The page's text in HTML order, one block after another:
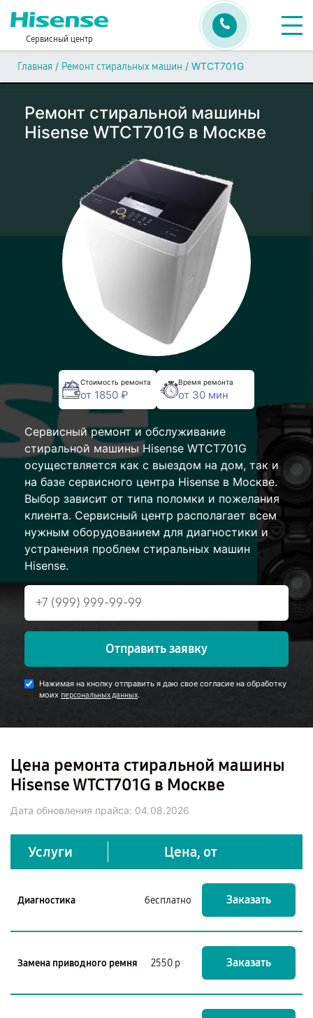
Сервисный центр
Главная / Ремонт стиральных машин / WTCT701G
Ремонт стиральной машины
Hisense WTCT701G в Москве
Стоимость ремонта
от 1850 ₽
Время ремонта
от 30 мин
Сервисный ремонт и обслуживание
стиральной машины Hisense WTCT701G
осуществляется как с выездом на дом, так и
на базе сервисного центра Hisense в Москве.
Выбор зависит от типа поломки и пожелания
клиента. Сервисный центр располагает всем
нужным оборудованием для диагностики и
устранения проблем стиральных машин
Hisense.
Отправить заявку
Нажимая на кнопку отправить я даю свое согласие на обработку
моих персональных данных.
Цена ремонта стиральной машины
Hisense WTCT701G в Москве
Дата обновления прайса: 04.08.2026
Услуги Цена, от
Диагностика бесплатно Заказать
Замена приводного ремня 2550 р Заказать